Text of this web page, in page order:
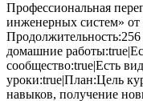
Профессиональная
инженерных систем» от
домашние
сообщество:true|Есть
уроки:true|План:Цель
навыков, получение